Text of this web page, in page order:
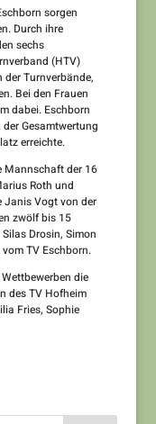
sorgen
Durch ihre
sechs
(HTV)
der Turnverbände,
Bei den Frauen
dabei. Eschborn
Gesamtwertung
erreichte.
Mannschaft der 16
Roth und
Janis Vogt von der
zwölf bis 15
Drosin, Simon
TV Eschborn.
die
des TV Hofheim
Fries, Sophie